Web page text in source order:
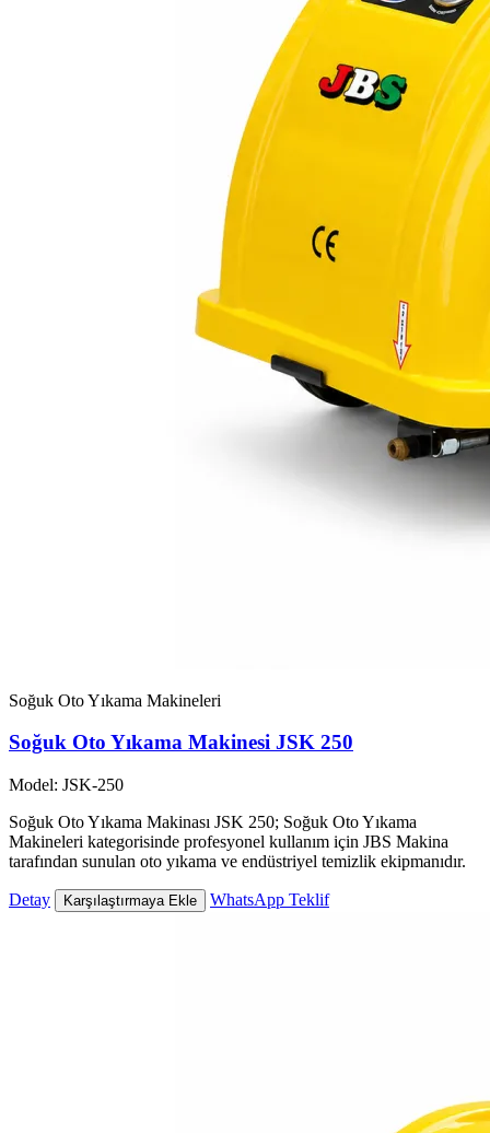
Soğuk Oto Yıkama Makineleri
Soğuk Oto Yıkama Makinesi JSK 250
Model: JSK-250
Soğuk Oto Yıkama Makinası JSK 250; Soğuk Oto Yıkama
Makineleri kategorisinde profesyonel kullanım için JBS Makina
tarafından sunulan oto yıkama ve endüstriyel temizlik ekipmanıdır.
Detay Karşılaştırmaya Ekle WhatsApp Teklif